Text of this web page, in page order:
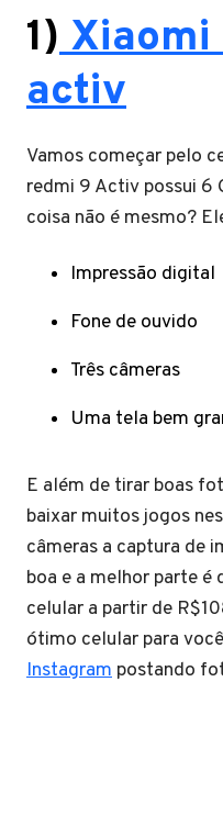
1)Xiaomi
activ
Vamos começar pelo
redmi 9 Activ possui 6
coisa não é mesmo?
Impressão digital
Fone de ouvido
Três câmeras
Uma tela bem
E além de tirar boas
baixar muitos jogos
câmeras a captura de
boa e a melhor parte é
celular a partir de
ótimo celular para você
Instagram postando